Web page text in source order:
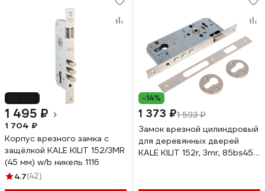
1 495 ₽
1 704 ₽
Корпус врезного замка с
защёлкой KALE KILIT 152/3MR
(45 мм) w/b никель 1116
4.7(42)
-14%
1 373 ₽1 593 ₽
Замок врезной цилиндровый
для деревянных дверей
KALE KILIT 152r, 3mr, 85bs45,